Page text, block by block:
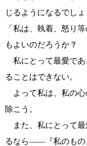
じるようになるでしょ
「私は、執着、怒り
もよいのだろうか？
私にとって最愛であ
ることはできない。
よって私は、私の心
除こう。
また、私にとって最
るなら――『私のもの